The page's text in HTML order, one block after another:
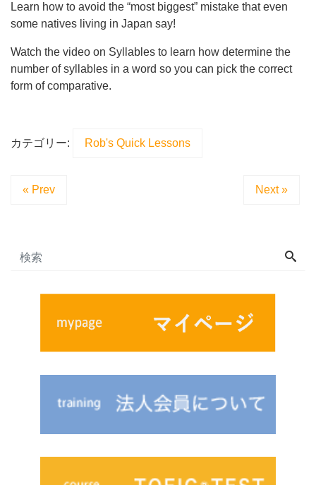
Learn how to avoid the “most biggest” mistake that even
some natives living in Japan say!
Watch the video on Syllables to learn how determine the
number of syllables in a word so you can pick the correct
form of comparative.
カテゴリー: Rob's Quick Lessons
« Prev Next »